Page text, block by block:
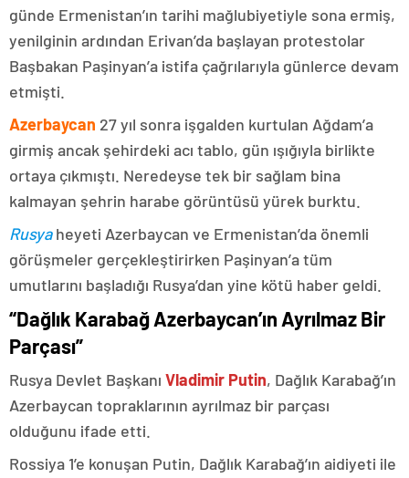
günde Ermenistan’ın tarihi mağlubiyetiyle sona ermiş,
yenilginin ardından Erivan’da başlayan protestolar
Başbakan Paşinyan’a istifa çağrılarıyla günlerce devam
etmişti.
Azerbaycan 27 yıl sonra işgalden kurtulan Ağdam’a
girmiş ancak şehirdeki acı tablo, gün ışığıyla birlikte
ortaya çıkmıştı. Neredeyse tek bir sağlam bina
kalmayan şehrin harabe görüntüsü yürek burktu.
Rusyaheyeti Azerbaycan ve Ermenistan’da önemli
görüşmeler gerçekleştirirken Paşinyan’a tüm
umutlarını başladığı Rusya’dan yine kötü haber geldi.
“Dağlık Karabağ Azerbaycan’ın Ayrılmaz Bir
Parçası”
Rusya Devlet Başkanı Vladimir Putin, Dağlık Karabağ’ın
Azerbaycan topraklarının ayrılmaz bir parçası
olduğunu ifade etti.
Rossiya 1’e konuşan Putin, Dağlık Karabağ’ın aidiyeti ile